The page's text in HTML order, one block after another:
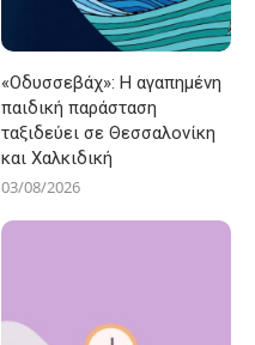
«Οδυσσεβάχ»: Η αγαπημένη
παιδική παράσταση
ταξιδεύει σε Θεσσαλονίκη
και Χαλκιδική
03/08/2026